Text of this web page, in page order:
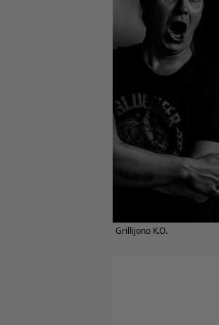
Grillijono K.O.